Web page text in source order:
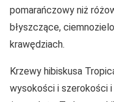
pomarańczowy niż
błyszczące,
krawędziach.
Krzewy hibiskusa
wysokości i szerokości